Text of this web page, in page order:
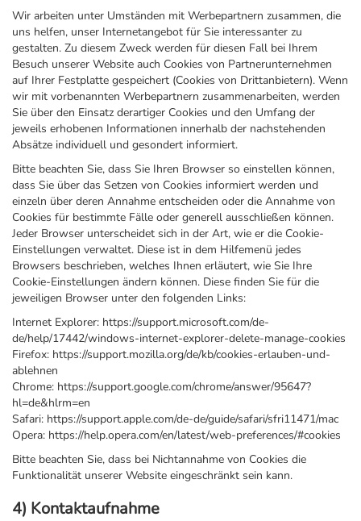
Wir arbeiten unter Umständen mit Werbepartnern zusammen, die
uns helfen, unser Internetangebot für Sie interessanter zu
gestalten. Zu diesem Zweck werden für diesen Fall bei Ihrem
Besuch unserer Website auch Cookies von Partnerunternehmen
auf Ihrer Festplatte gespeichert (Cookies von Drittanbietern). Wenn
wir mit vorbenannten Werbepartnern zusammenarbeiten, werden
Sie über den Einsatz derartiger Cookies und den Umfang der
jeweils erhobenen Informationen innerhalb der nachstehenden
Absätze individuell und gesondert informiert.
Bitte beachten Sie, dass Sie Ihren Browser so einstellen können,
dass Sie über das Setzen von Cookies informiert werden und
einzeln über deren Annahme entscheiden oder die Annahme von
Cookies für bestimmte Fälle oder generell ausschließen können.
Jeder Browser unterscheidet sich in der Art, wie er die Cookie-
Einstellungen verwaltet. Diese ist in dem Hilfemenü jedes
Browsers beschrieben, welches Ihnen erläutert, wie Sie Ihre
Cookie-Einstellungen ändern können. Diese finden Sie für die
jeweiligen Browser unter den folgenden Links:
Internet Explorer: https://support.microsoft.com/de-
de/help/17442/windows-internet-explorer-delete-manage-cookies
Firefox: https://support.mozilla.org/de/kb/cookies-erlauben-und-
ablehnen
Chrome: https://support.google.com/chrome/answer/95647?
hl=de&hlrm=en
Safari: https://support.apple.com/de-de/guide/safari/sfri11471/mac
Opera: https://help.opera.com/en/latest/web-preferences/#cookies
Bitte beachten Sie, dass bei Nichtannahme von Cookies die
Funktionalität unserer Website eingeschränkt sein kann.
4) Kontaktaufnahme